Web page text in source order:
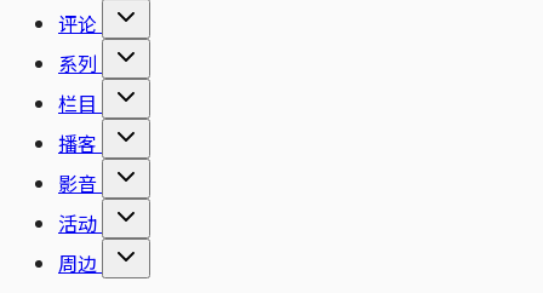
评论
系列
栏目
播客
影音
活动
周边